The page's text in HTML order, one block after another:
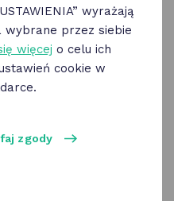
wyrażają
wybrane przez siebie
więcej o celu ich
cookie w
zgody